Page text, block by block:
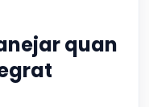
quan